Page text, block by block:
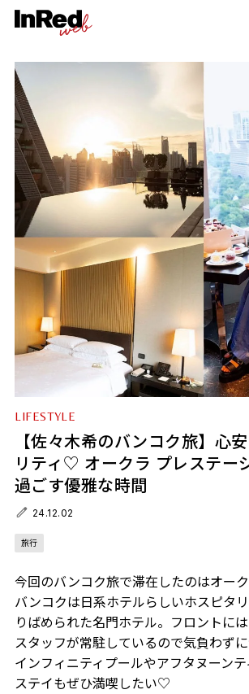
LIFESTYLE
【佐々木希のバンコク旅】心
リティ♡ オークラ プレステー
過ごす優雅な時間
24.12.02
旅行
今回のバンコク旅で滞在したのはオー
バンコクは日系ホテルらしいホスピタ
りばめられた名門ホテル。フロントに
スタッフが常駐しているので気負わずに
インフィニティプールやアフタヌーン
ステイもぜひ満喫したい♡